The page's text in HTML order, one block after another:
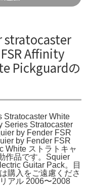
stratocaster
Affinity
Pickguardの
Stratocaster White
Series Stratocaster
by Fender FSR
by Fender FSR
White ストラトキャ
作品です。Squier
Guitar Pack。目
購入をご遠慮くださ
アル 2006〜2008